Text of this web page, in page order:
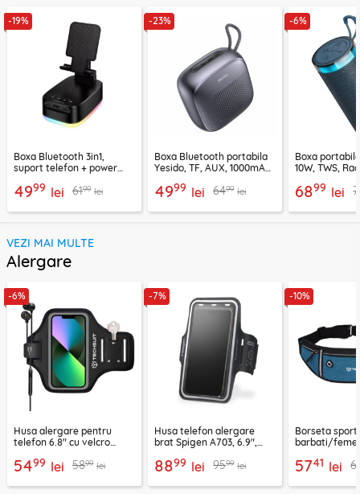
-19%
Boxa Bluetooth 3in1,
suport telefon + power
BR200
4999 lei 6199 lei
-23%
Boxa Bluetooth portabila
Yesido, TF, AUX, 1000mAh,
4999 lei 6499 lei
-6%
Boxa
10W, TWS,
6899 lei
VEZI MAI MULTE
Alergare
-6%
Husa alergare pentru
telefon 6.8" cu velcro
5499 lei 5899 lei
-7%
Husa telefon alergare
brat Spigen A703, 6.9",
8899 lei 9599 lei
-10%
Borseta
barbati/femei
5741 lei